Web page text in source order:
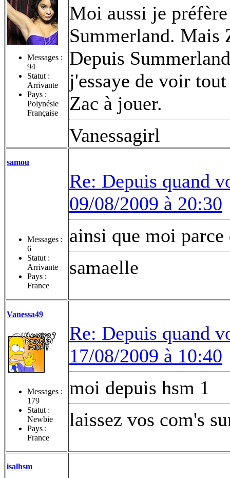
Messages :
94
Statut :
Arrivante
Pays :
Polynésie
Française
Moi aussi je
Summerland. Mais
Depuis
j'essaye de voir
Zac à jouer.
Vanessagirl
samou
Messages :
6
Statut :
Arrivante
Pays :
France
Re: Depuis quand
09/08/2009 à 20:30
ainsi que moi
samaelle
Vanessa49
Messages :
179
Statut :
Newbie
Pays :
France
Re: Depuis quand
17/08/2009 à 10:40
moi depuis hsm 1
laissez vos com's
isalhsm